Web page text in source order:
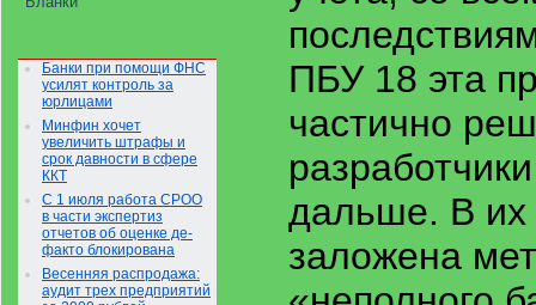
Банки при помощи ФНС
усилят контроль за
юрлицами
Минфин хочет
увеличить штрафы и
срок давности в сфере
ККТ
С 1 июля работа СРОО
в части экспертиз
отчетов об оценке де-
факто блокирована
Весенняя распродажа:
аудит трех предприятий
ПБУ 18 эта
частично
дальше. В
заложена